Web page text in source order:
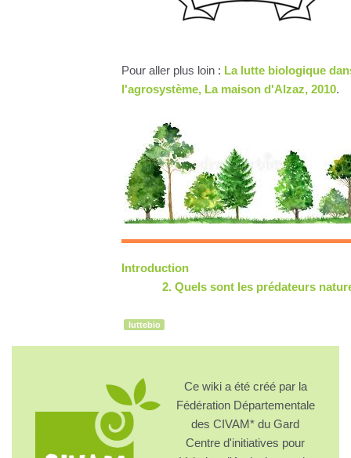
Pour aller plus loin : La lutte biologique
l'agrosystème, La maison d'Alzaz, 2010.
Introduction
2. Quels sont les prédateurs
luttebio
Ce wiki a été créé par la
Fédération Départementale
des CIVAM* du Gard
Centre d'initiatives pour